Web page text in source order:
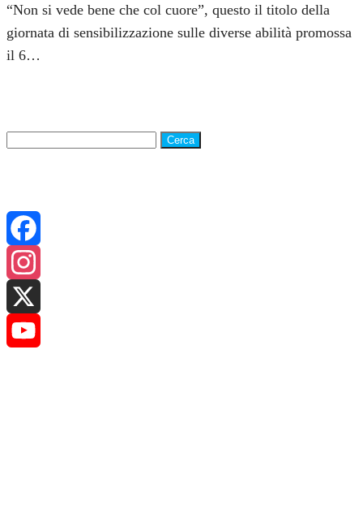
“Non si vede bene che col cuore”, questo il titolo della
giornata di sensibilizzazione sulle diverse abilità promossa
il 6…
Ricerca
Facebook
Instagram
X